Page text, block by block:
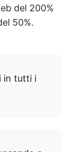
del 200%
50%.
in tutti i